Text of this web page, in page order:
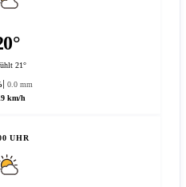
21°
0.0 mm
km/h
UHR